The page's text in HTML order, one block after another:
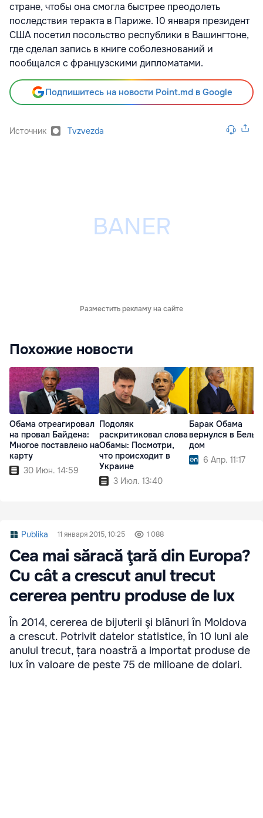
стране, чтобы она смогла быстрее преодолеть
последствия теракта в Париже. 10 января президент
США посетил посольство республики в Вашингтоне,
где сделал запись в книге соболезнований и
пообщался с французскими дипломатами.
Подпишитесь на новости Point.md в Google
Источник Tvzvezda
Разместить рекламу на сайте
Похожие новости
Обама отреагировал
на провал Байдена:
Многое поставлено на
карту
30 Июн. 14:59
Подоляк
раскритиковал слова
Обамы: Посмотри,
что происходит в
Украине
3 Июл. 13:40
Барак Обама
вернулся в Белый
дом
6 Апр. 11:17
Publika 11 января 2015, 10:25 1 088
Cea mai săracă ţară din Europa?
Cu cât a crescut anul trecut
cererea pentru produse de lux
În 2014, cererea de bijuterii şi blănuri în Moldova
a crescut. Potrivit datelor statistice, în 10 luni ale
anului trecut, țara noastră a importat produse de
lux în valoare de peste 75 de milioane de dolari.